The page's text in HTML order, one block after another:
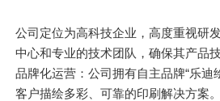
公司定位为高科技企业，高度重视研
中心和专业的技术团队，确保其产品
品牌化运营：公司拥有自主品牌“乐迪
客户描绘多彩、可靠的印刷解决方案。